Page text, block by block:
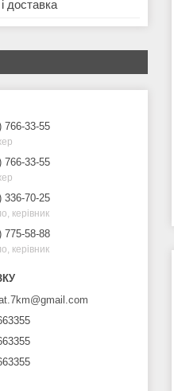
доставка
766-33-55
766-33-55
336-70-25
керівник
775-58-88
керівник